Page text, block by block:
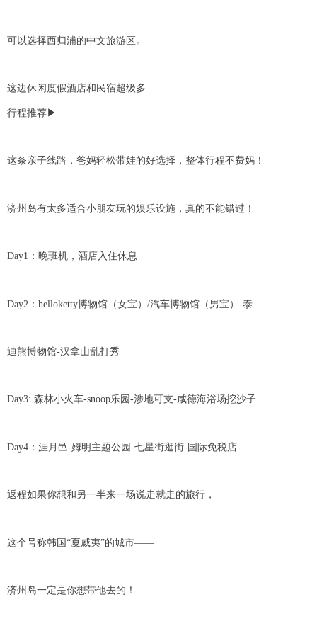
可以选择西归浦的中文旅游区。
这边休闲度假酒店和民宿超级多
行程推荐▶
这条亲子线路，爸妈轻松带娃的好选择，整体行程不费妈！
济州岛有太多适合小朋友玩的娱乐设施，真的不能错过！
Day1：晚班机，酒店入住休息
Day2：helloketty博物馆（女宝）/汽车博物馆（男宝）-泰
迪熊博物馆-汉拿山乱打秀
Day3: 森林小火车-snoop乐园-涉地可支-咸德海浴场挖沙子
Day4：涯月邑-姆明主题公园-七星街逛街-国际免税店-
返程如果你想和另一半来一场说走就走的旅行，
这个号称韩国“夏威夷”的城市——
济州岛一定是你想带他去的！